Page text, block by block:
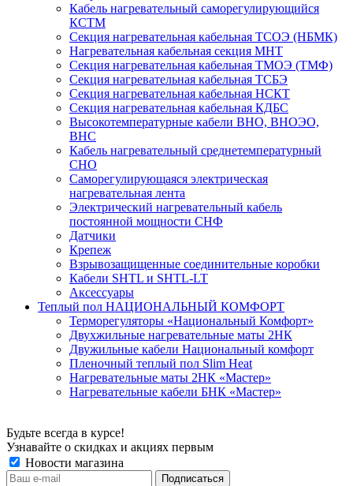
Кабель нагревательный саморегулирующийся
КСТМ
Секция нагревательная кабельная ТСОЭ (НБМК)
Нагревательная кабельная секция МНТ
Секция нагревательная кабельная ТМОЭ (ТМФ)
Секция нагревательная кабельная ТСБЭ
Секция нагревательная кабельная НСКТ
Секция нагревательная кабельная КДБС
Высокотемпературные кабели ВНО, ВНОЭО,
ВНС
Кабель нагревательный среднетемпературный
СНО
Саморегулирующаяся электрическая
нагревательная лента
Электрический нагревательный кабель
постоянной мощности СНФ
Датчики
Крепеж
Взрывозащищенные соединительные коробки
Кабели SHTL и SHTL-LT
Аксессуары
Теплый пол НАЦИОНАЛЬНЫЙ КОМФОРТ
Терморегуляторы «Национальный Комфорт»
Двухжильные нагревательные маты 2НК
Двужильные кабели Национальный комфорт
Пленочный теплый пол Slim Heat
Нагревательные маты 2НК «Мастер»
Нагревательные кабели БНК «Мастер»
Будьте всегда в курсе!
Узнавайте о скидках и акциях первым
Новости магазина